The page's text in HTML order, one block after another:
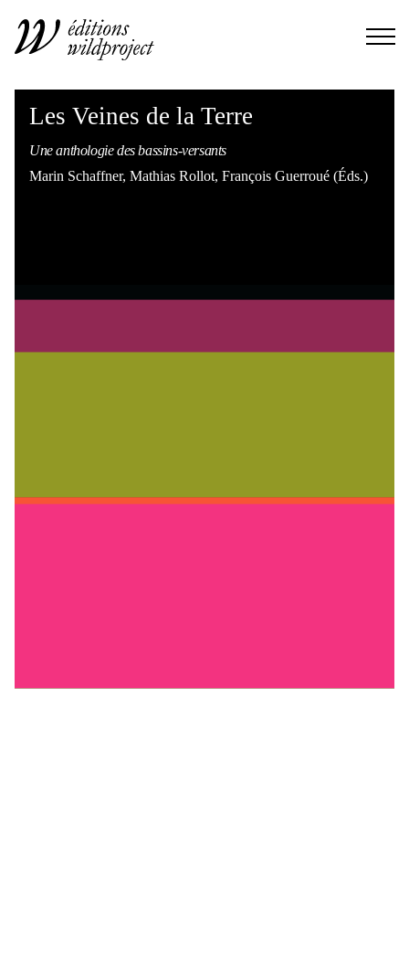
Les Veines de la Terre
Une anthologie des bassins‑versants
Marin Schaffner, Mathias Rollot, François Guerroué (Éds.)